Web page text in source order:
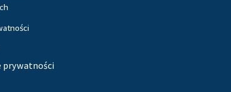
prywatności